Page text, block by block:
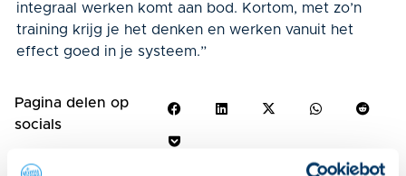
integraal werken komt aan bod. Kortom, met zo’n
training krijg je het denken en werken vanuit het
effect goed in je systeem.”
Pagina delen op
socials